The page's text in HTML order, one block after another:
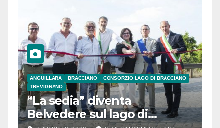
ANGUILLARA BRACCIANO
CONSORZIO LAGO DI BRACCIANO
TREVIGNANO
“La sedia” diventa
Belvedere sul lago di